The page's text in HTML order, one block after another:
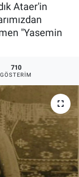
Ataer'in
"Yasemin
710
GÖSTERIM